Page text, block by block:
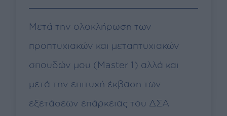
Μετά την ολοκλήρωση των
προπτυχιακών και μεταπτυχιακών
σπουδών μου (Master 1) αλλά και
μετά την επιτυχή έκβαση των
εξετάσεων επάρκειας του ΔΣΑ